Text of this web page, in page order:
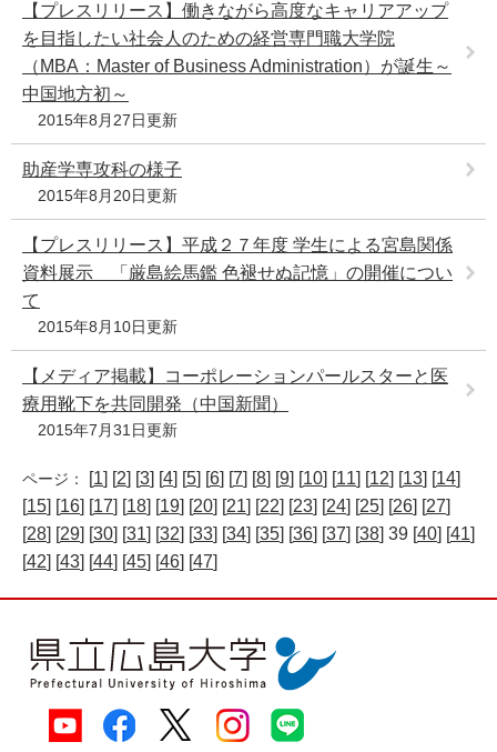
【プレスリリース】働きながら高度なキャリアアップ
を目指したい社会人のための経営専門職大学院
（MBA：Master of Business Administration）が誕生～
中国地方初～
2015年8月27日更新
助産学専攻科の様子
2015年8月20日更新
【プレスリリース】平成２７年度 学生による宮島関係
資料展示 「厳島絵馬鑑 色褪せぬ記憶」の開催につい
て
2015年8月10日更新
【メディア掲載】コーポレーションパールスターと医
療用靴下を共同開発（中国新聞）
2015年7月31日更新
ページ： [1] [2] [3] [4] [5] [6] [7] [8] [9] [10] [11] [12] [13] [14]
[15] [16] [17] [18] [19] [20] [21] [22] [23] [24] [25] [26] [27]
[28] [29] [30] [31] [32] [33] [34] [35] [36] [37] [38] 39 [40] [41]
[42] [43] [44] [45] [46] [47]